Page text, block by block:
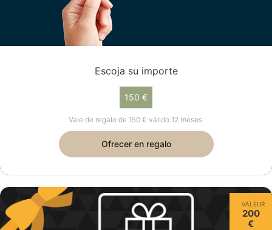
Escoja su importe
150 €
Vale de regalo de 150 € válido 12 meses.
Ofrecer en regalo
VALEUR
200
€